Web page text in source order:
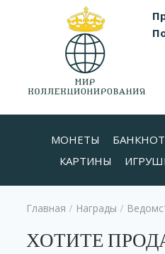
МОНЕТЫ
КАРТИНЫ
Главная / Награды /
ХОТИТЕ